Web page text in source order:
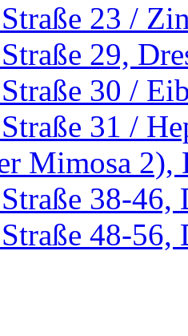
23 /
29,
30 /
31 /
Mimosa 2),
38-46,
48-56,